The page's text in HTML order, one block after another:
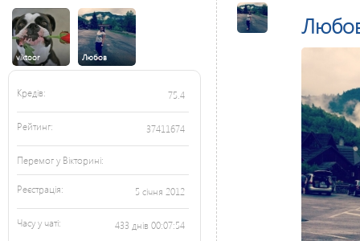
viktoor Любов
Кредів: 75.4
Рейтинг: 37411674
Перемог у Вікторині:
Реєстрація: 5 січня 2012
Часу у чаті: 433 днів 00:07:54